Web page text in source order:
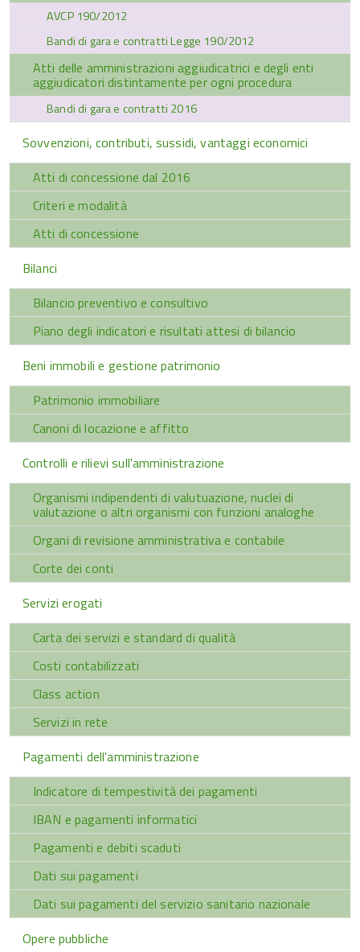
AVCP 190/2012
Bandi di gara e contratti Legge 190/2012
Atti delle amministrazioni aggiudicatrici e degli enti
aggiudicatori distintamente per ogni procedura
Bandi di gara e contratti 2016
Sovvenzioni, contributi, sussidi, vantaggi economici
Atti di concessione dal 2016
Criteri e modalità
Atti di concessione
Bilanci
Bilancio preventivo e consultivo
Piano degli indicatori e risultati attesi di bilancio
Beni immobili e gestione patrimonio
Patrimonio immobiliare
Canoni di locazione e affitto
Controlli e rilievi sull'amministrazione
Organismi indipendenti di valutuazione, nuclei di
valutazione o altri organismi con funzioni analoghe
Organi di revisione amministrativa e contabile
Corte dei conti
Servizi erogati
Carta dei servizi e standard di qualità
Costi contabilizzati
Class action
Servizi in rete
Pagamenti dell'amministrazione
Indicatore di tempestività dei pagamenti
IBAN e pagamenti informatici
Pagamenti e debiti scaduti
Dati sui pagamenti
Dati sui pagamenti del servizio sanitario nazionale
Opere pubbliche